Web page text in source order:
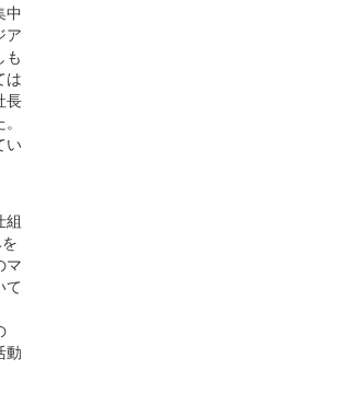
中
ア
も
は
長
い
組
マ
て
動